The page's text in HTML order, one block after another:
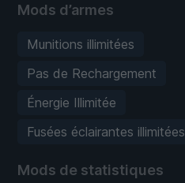
Mods d’armes
Munitions illimitées
Pas de Rechargement
Énergie Illimitée
Fusées éclairantes illimitées
Mods de statistiques